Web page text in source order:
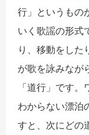
行」というもの
いく歌謡の形式
り、移動をした
が歌を詠みなが
「道行」です
わからない漂泊
すと、次にどの